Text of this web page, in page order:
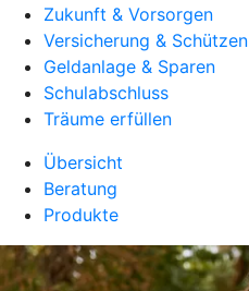
Zukunft & Vorsorgen
Versicherung & Schützen
Geldanlage & Sparen
Schulabschluss
Träume erfüllen
Übersicht
Beratung
Produkte